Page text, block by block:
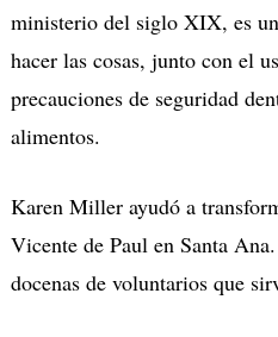
ministerio del siglo XIX, es
hacer las cosas, junto con el
precauciones de seguridad
alimentos.
Karen Miller ayudó a
Vicente de Paul en Santa
docenas de voluntarios que